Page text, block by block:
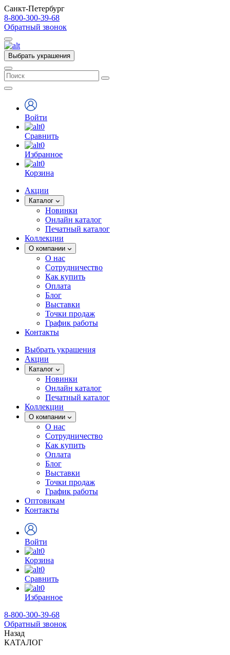
Санкт-Петербург
8-800-300-39-68
Обратный звонок
Выбрать украшения
Войти
0
Сравнить
0
Избранное
0
Корзина
Акции
Каталог
Новинки
Онлайн каталог
Печатный каталог
Коллекции
О компании
О нас
Сотрудничество
Как купить
Оплата
Блог
Выставки
Точки продаж
График работы
Контакты
Выбрать украшения
Акции
Каталог
Новинки
Онлайн каталог
Печатный каталог
Коллекции
О компании
О нас
Сотрудничество
Как купить
Оплата
Блог
Выставки
Точки продаж
График работы
Оптовикам
Контакты
Войти
0
Корзина
0
Сравнить
0
Избранное
8-800-300-39-68
Обратный звонок
Назад
КАТАЛОГ